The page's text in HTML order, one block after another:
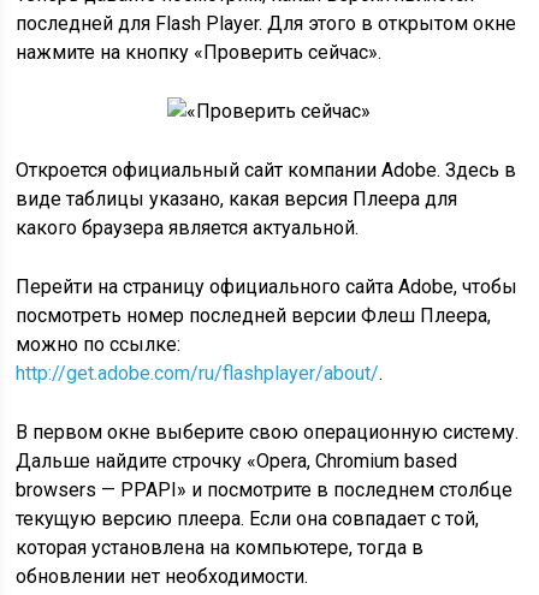
последней для Flash Player. Для этого в открытом окне
нажмите на кнопку «Проверить сейчас».
Откроется официальный сайт компании Adobe. Здесь в
виде таблицы указано, какая версия Плеера для
какого браузера является актуальной.
Перейти на страницу официального сайта Adobe, чтобы
посмотреть номер последней версии Флеш Плеера,
можно по ссылке:
http://get.adobe.com/ru/flashplayer/about/.
В первом окне выберите свою операционную систему.
Дальше найдите строчку «Opera, Chromium based
browsers — PPAPI» и посмотрите в последнем столбце
текущую версию плеера. Если она совпадает с той,
которая установлена на компьютере, тогда в
обновлении нет необходимости.